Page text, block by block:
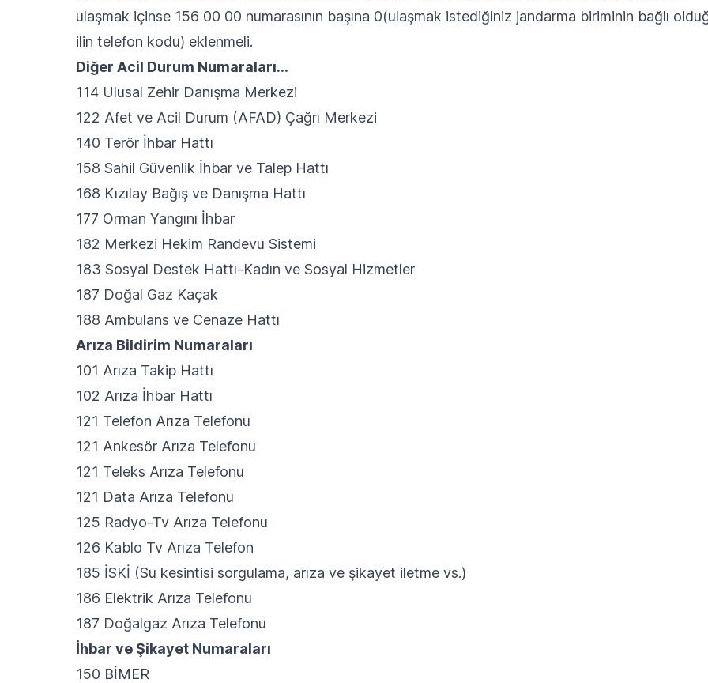
ulaşmak içinse 156 00 00 numarasının başına 0(ulaşmak istediğiniz jandarma biriminin bağlı
ilin telefon kodu) eklenmeli.
Diğer Acil Durum Numaraları…
114 Ulusal Zehir Danışma Merkezi
122 Afet ve Acil Durum (AFAD) Çağrı Merkezi
140 Terör İhbar Hattı
158 Sahil Güvenlik İhbar ve Talep Hattı
168 Kızılay Bağış ve Danışma Hattı
177 Orman Yangını İhbar
182 Merkezi Hekim Randevu Sistemi
183 Sosyal Destek Hattı-Kadın ve Sosyal Hizmetler
187 Doğal Gaz Kaçak
188 Ambulans ve Cenaze Hattı
Arıza Bildirim Numaraları
101 Arıza Takip Hattı
102 Arıza İhbar Hattı
121 Telefon Arıza Telefonu
121 Ankesör Arıza Telefonu
121 Teleks Arıza Telefonu
121 Data Arıza Telefonu
125 Radyo-Tv Arıza Telefonu
126 Kablo Tv Arıza Telefon
185 İSKİ (Su kesintisi sorgulama, arıza ve şikayet iletme vs.)
186 Elektrik Arıza Telefonu
187 Doğalgaz Arıza Telefonu
İhbar ve Şikayet Numaraları
150 BİMER